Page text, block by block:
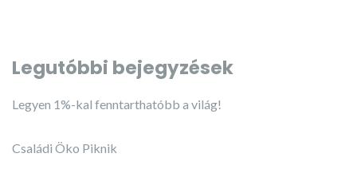
Legutóbbi bejegyzések
Legyen 1%-kal fenntarthatóbb a világ!
Családi Öko Piknik